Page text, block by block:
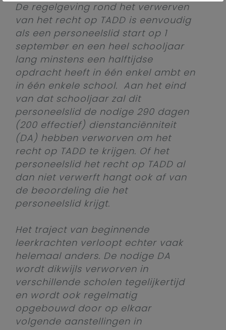
De regelgeving rond het verwerven
van het recht op TADD is eenvoudig
als een personeelslid start op 1
september en een heel schooljaar
lang minstens een halftijdse
opdracht heeft in één enkel ambt en
in één enkele school. Aan het eind
van dat schooljaar zal dit
personeelslid de nodige 290 dagen
(200 effectief) dienstanciënniteit
(DA) hebben verworven om het
recht op TADD te krijgen. Of het
personeelslid het recht op TADD al
dan niet verwerft hangt ook af van
de beoordeling die het
personeelslid krijgt.
Het traject van beginnende
leerkrachten verloopt echter vaak
helemaal anders. De nodige DA
wordt dikwijls verworven in
verschillende scholen tegelijkertijd
en wordt ook regelmatig
opgebouwd door op elkaar
volgende aanstellingen in